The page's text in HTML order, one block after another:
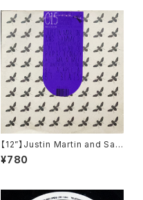
【12”】Justin Martin and Sam
my D feat Fernando Rivera
/ The Legend Of Papacho
¥780